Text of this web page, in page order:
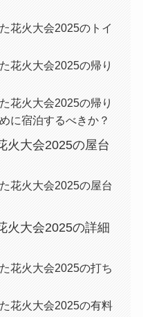
花火大会2025のトイ
花火大会2025の帰り
花火大会2025の帰り
に宿泊するべきか？
火大会2025の屋台
花火大会2025の屋台
火大会2025の詳細
花火大会2025の打ち
花火大会2025の有料